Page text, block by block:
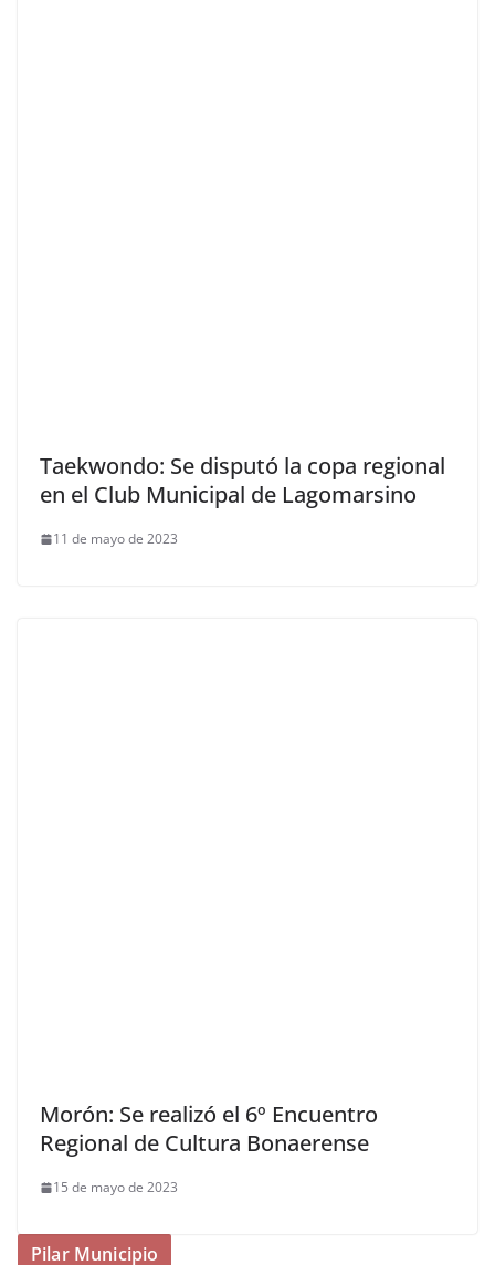
Taekwondo: Se disputó la copa regional
en el Club Municipal de Lagomarsino
11 de mayo de 2023
Morón: Se realizó el 6º Encuentro
Regional de Cultura Bonaerense
15 de mayo de 2023
Pilar Municipio